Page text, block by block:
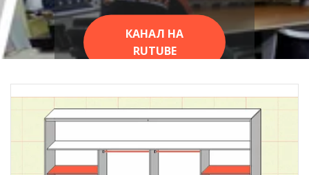
КАНАЛ НА
RUTUBE